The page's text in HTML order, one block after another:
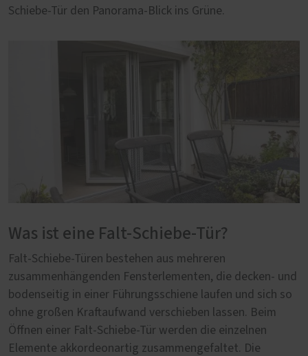
Schiebe-Tür den Panorama-Blick ins Grüne.
Was ist eine Falt-Schiebe-Tür?
Falt-Schiebe-Türen bestehen aus mehreren
zusammenhängenden Fensterlementen, die decken- und
bodenseitig in einer Führungsschiene laufen und sich so
ohne großen Kraftaufwand verschieben lassen. Beim
Öffnen einer Falt-Schiebe-Tür werden die einzelnen
Elemente akkordeonartig zusammengefaltet. Die